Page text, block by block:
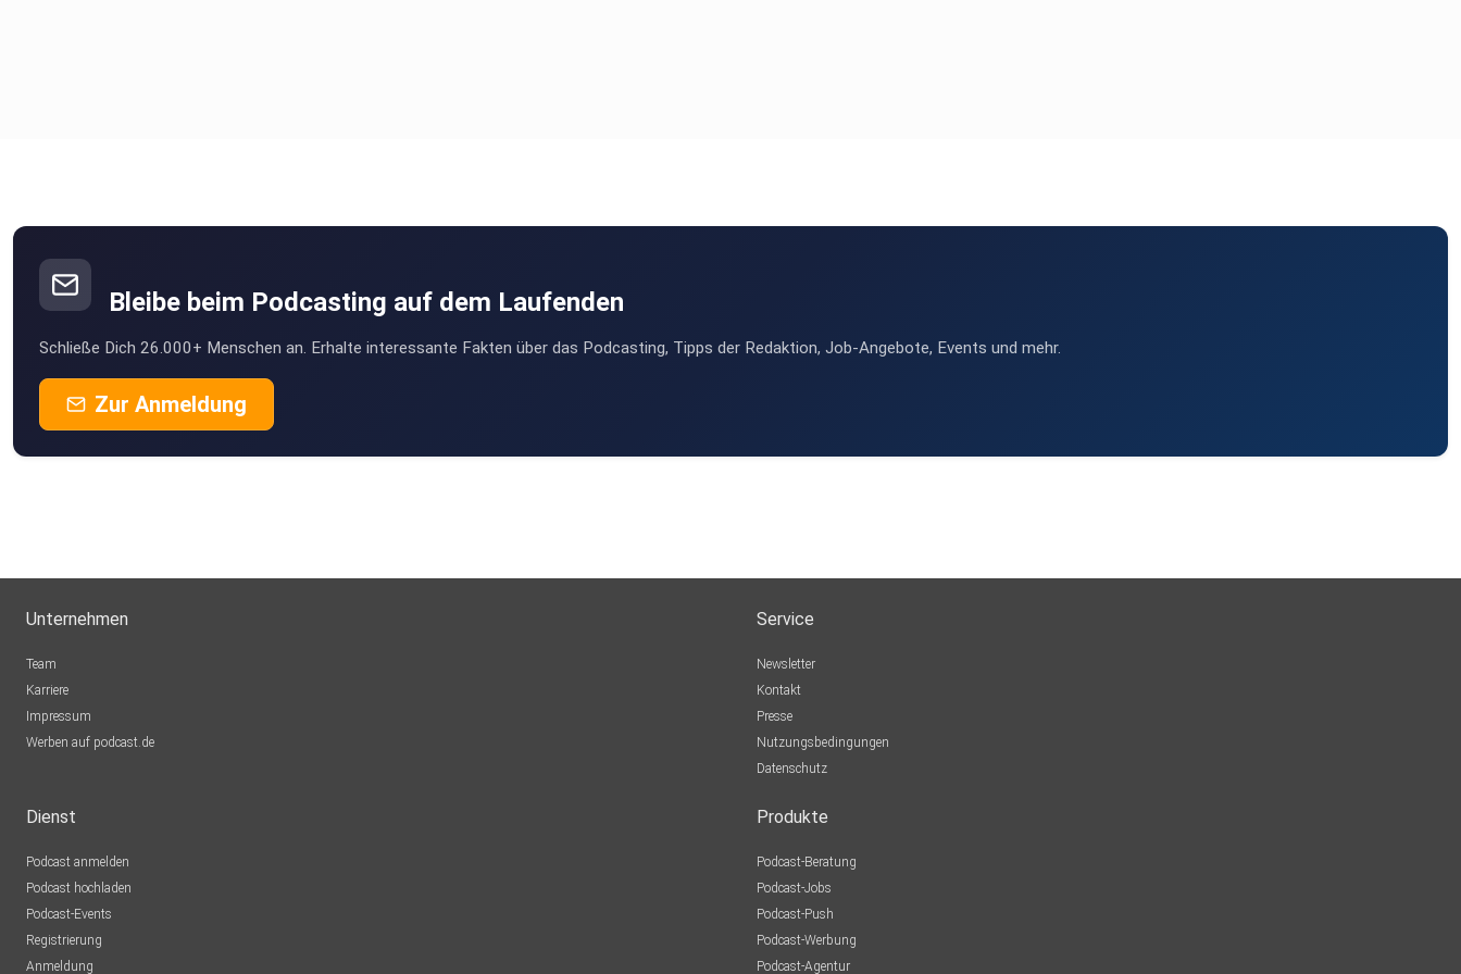
Bleibe beim Podcasting auf dem Laufenden
Schließe Dich 26.000+ Menschen an. Erhalte interessante Fakten über das Podcasting, Tipps der Redaktion, Job-Angebote, Events und mehr.
Zur Anmeldung
Unternehmen
Team
Karriere
Impressum
Werben auf podcast.de
Service
Newsletter
Kontakt
Presse
Nutzungsbedingungen
Datenschutz
Dienst
Podcast anmelden
Podcast hochladen
Podcast-Events
Registrierung
Anmeldung
Produkte
Podcast-Beratung
Podcast-Jobs
Podcast-Push
Podcast-Werbung
Podcast-Agentur